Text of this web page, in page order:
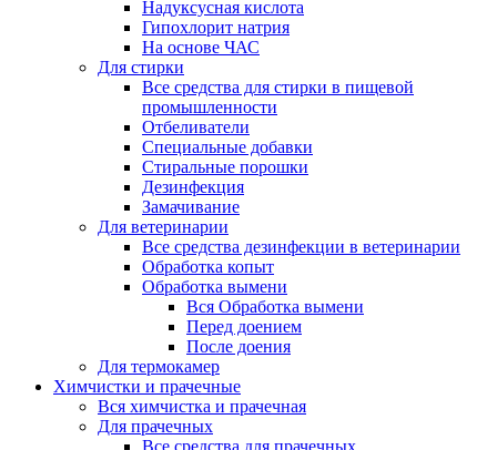
Надуксусная кислота
Гипохлорит натрия
На основе ЧАС
Для стирки
Все средства для стирки в пищевой
промышленности
Отбеливатели
Специальные добавки
Стиральные порошки
Дезинфекция
Замачивание
Для ветеринарии
Все средства дезинфекции в ветеринарии
Обработка копыт
Обработка вымени
Вся Обработка вымени
Перед доением
После доения
Для термокамер
Химчистки и прачечные
Вся химчистка и прачечная
Для прачечных
Все средства для прачечных